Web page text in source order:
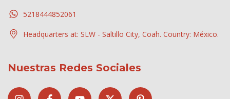
5218444852061
Headquarters at: SLW - Saltillo City, Coah. Country: México.
Nuestras Redes Sociales